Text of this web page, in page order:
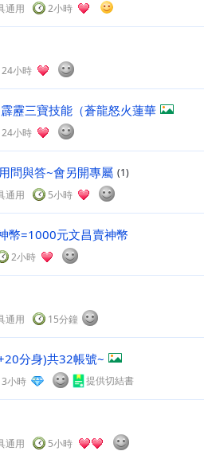
通用 2小時
24小時
靂三寶技能（蒼龍怒火蓮華
24小時
問與答~會另開專屬 (1)
通用 5小時
幣=1000元文昌賣神幣
2小時
通用 15分鐘
分身)共32帳號~
3小時 提供切結書
通用 5小時